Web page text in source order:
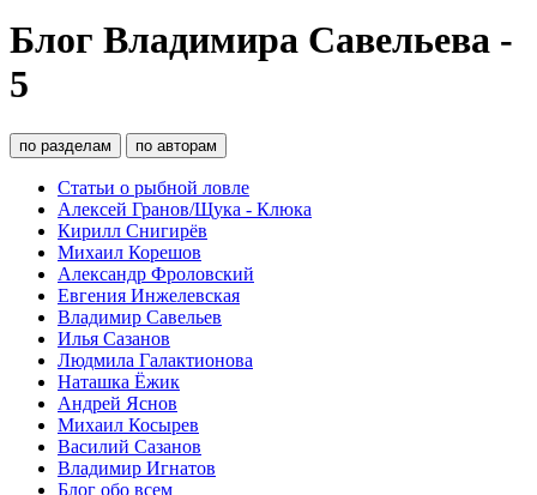
Блог Владимира Савельева -
5
по разделам по авторам
Статьи о рыбной ловле
Алексей Гранов/Щука - Клюка
Кирилл Снигирёв
Михаил Корешов
Александр Фроловский
Евгения Инжелевская
Владимир Савельев
Илья Сазанов
Людмила Галактионова
Наташка Ёжик
Андрей Яснов
Михаил Косырев
Василий Сазанов
Владимир Игнатов
Блог обо всем